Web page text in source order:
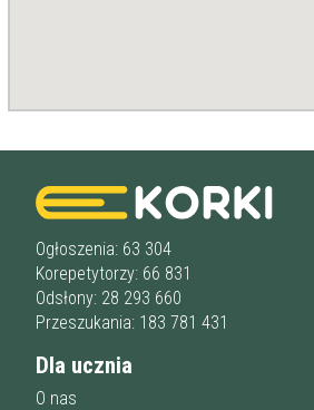
Wiek korepetytora od
Płeć korepetytora
Ogłoszenia: 63 304
Korepetytorzy: 66 831
Odsłony: 28 293 660
Przeszukania: 183 781 431
Dla ucznia
O nas